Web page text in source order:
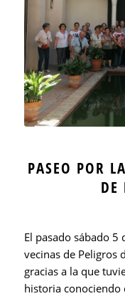
PASEO POR
DE
El pasado sábado
vecinas de Peligros
gracias a la que
historia